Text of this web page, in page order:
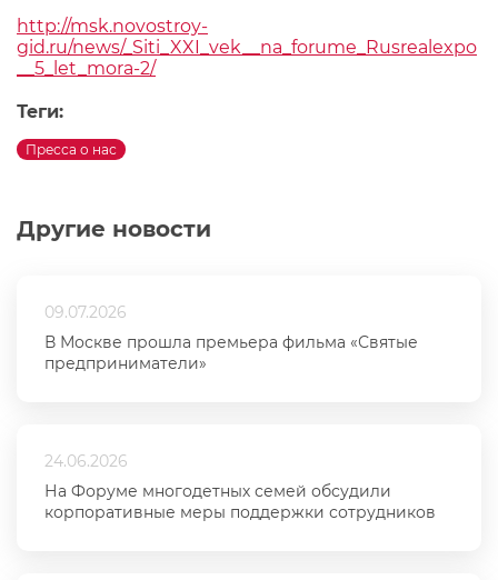
Другие новости
09.07.2026
В Москве прошла премьера фильма «Святые
предприниматели»
24.06.2026
На Форуме многодетных семей обсудили
корпоративные меры поддержки сотрудников
http://msk.novostroy-
gid.ru/news/_Siti_XXI_vek__na_forume_Rusrealexpo
__5_let_mora-2/
Теги:
Пресса о нас